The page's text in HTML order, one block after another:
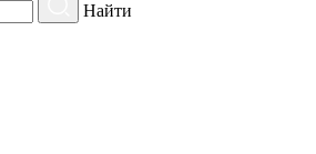
Найти